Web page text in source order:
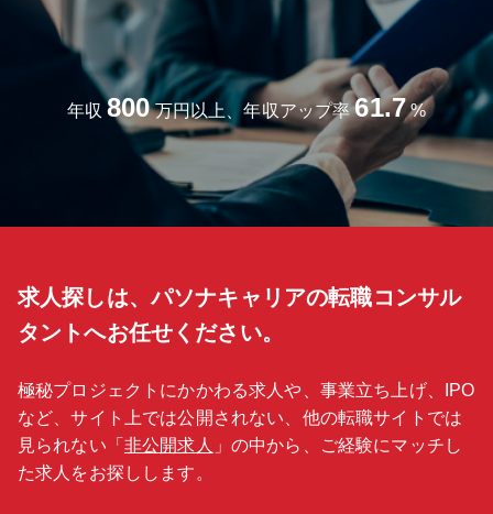
年収 800 万円以上、年収アップ率 61.7 %
求人探しは、パソナキャリアの転職コンサル
タントへお任せください。
極秘プロジェクトにかかわる求人や、事業立ち上げ、IPO
など、サイト上では公開されない、他の転職サイトでは
見られない「 非公開求人 」の中から、ご経験にマッチし
た求人をお探しします。